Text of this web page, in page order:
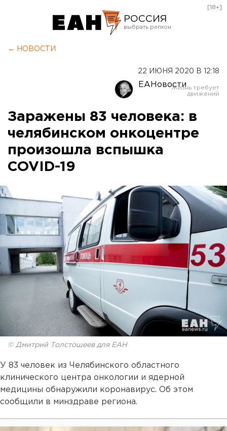
РОССИЯ
Оренбург
[18+]
← НОВОСТИ
22 ИЮНЯ 2020 В 12:18
ЕАНовости
Заражены 83 человека: в
челябинском онкоцентре
произошла вспышка
COVID-19
© Дмитрий Толстошеев для ЕАН
У 83 человек из Челябинского областного
клинического центра онкологии и ядерной
медицины обнаружили коронавирус. Об этом
сообщили в минздраве региона.